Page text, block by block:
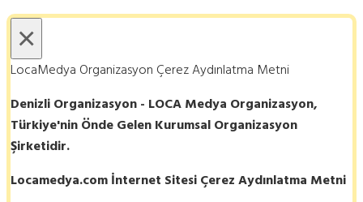
×
LocaMedya Organizasyon Çerez Aydınlatma Metni
Denizli Organizasyon - LOCA Medya Organizasyon,
Türkiye'nin Önde Gelen Kurumsal Organizasyon
Şirketidir.
Locamedya.com İnternet Sitesi Çerez Aydınlatma Metni